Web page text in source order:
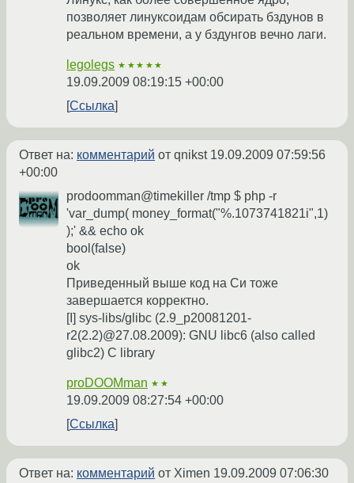
позволяет линуксоидам обсирать бздунов в
реальном времени, а у бздунгов вечно лаги.
legolegs ★★★★★
19.09.2009 08:19:15 +00:00
Ссылка
Ответ на: комментарий от qnikst 19.09.2009 07:59:56
+00:00
prodoomman@timekiller /tmp $ php -r
'var_dump( money_format("%.1073741821i",1)
);' && echo ok
bool(false)
ok
Приведенный выше код на Си тоже
завершается корректно.
[I] sys-libs/glibc (2.9_p20081201-
r2(2.2)@27.08.2009): GNU libc6 (also called
glibc2) C library
proDOOMman ★★
19.09.2009 08:27:54 +00:00
Ссылка
Ответ на: комментарий от Ximen 19.09.2009 07:06:30